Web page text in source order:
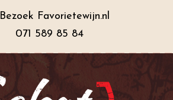
Bezoek Favorietewijn.nl
071 589 85 84